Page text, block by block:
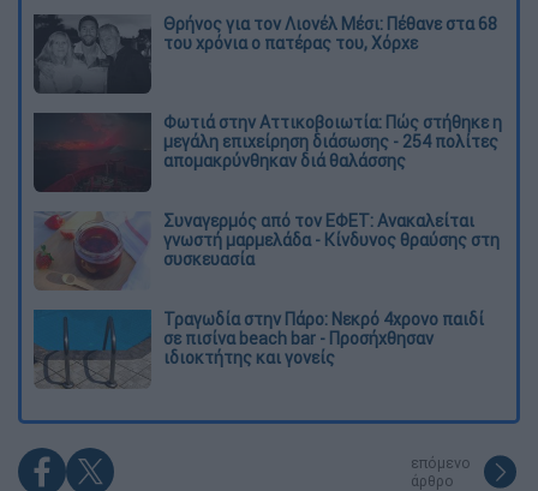
Θρήνος για τον Λιονέλ Μέσι: Πέθανε στα 68
του χρόνια ο πατέρας του, Χόρχε
Φωτιά στην Αττικοβοιωτία: Πώς στήθηκε η
μεγάλη επιχείρηση διάσωσης - 254 πολίτες
απομακρύνθηκαν διά θαλάσσης
Συναγερμός από τον ΕΦΕΤ: Ανακαλείται
γνωστή μαρμελάδα - Κίνδυνος θραύσης στη
συσκευασία
Τραγωδία στην Πάρο: Νεκρό 4χρονο παιδί
σε πισίνα beach bar - Προσήχθησαν
ιδιοκτήτης και γονείς
επόμενο
άρθρο